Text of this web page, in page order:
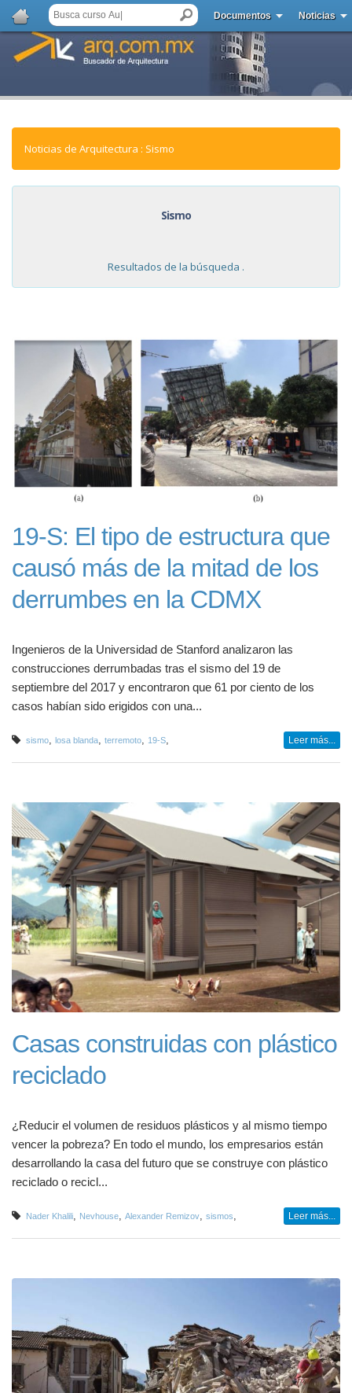
Documentos Noticias
Noticias de Arquitectura : Sismo
Sismo
Resultados de la búsqueda .
19-S: El tipo de estructura que
causó más de la mitad de los
derrumbes en la CDMX
Ingenieros de la Universidad de Stanford analizaron las
construcciones derrumbadas tras el sismo del 19 de
septiembre del 2017 y encontraron que 61 por ciento de los
casos habían sido erigidos con una...
sismo losa blanda terremoto 19-S Leer más...
Casas construidas con plástico
reciclado
¿Reducir el volumen de residuos plásticos y al mismo tiempo
vencer la pobreza? En todo el mundo, los empresarios están
desarrollando la casa del futuro que se construye con plástico
reciclado o recicl...
Nader Khalili Nevhouse Alexander Remizov sismos Leer más...